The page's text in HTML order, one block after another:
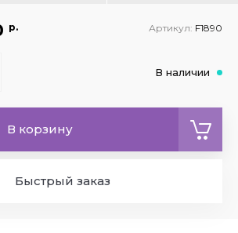
р. Артикул: F1890
В наличии
В корзину
Быстрый заказ